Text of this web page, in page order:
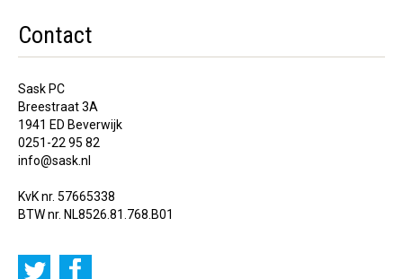
Contact
Sask PC
Breestraat 3A
1941 ED Beverwijk
0251-22 95 82
info@sask.nl
KvK nr. 57665338
BTW nr. NL8526.81.768.B01